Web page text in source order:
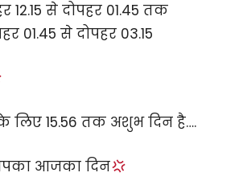
12.15 से दोपहर 01.45 तक
01.45 से दोपहर 03.15
लिए 15.56 तक अशुभ दिन है….
आजका दिन